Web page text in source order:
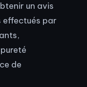
un avis
effectués par
de